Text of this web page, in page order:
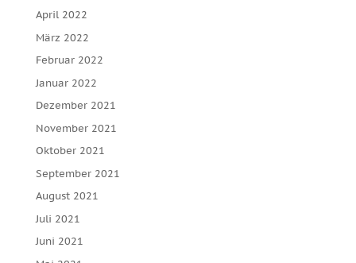
April 2022
März 2022
Februar 2022
Januar 2022
Dezember 2021
November 2021
Oktober 2021
September 2021
August 2021
Juli 2021
Juni 2021